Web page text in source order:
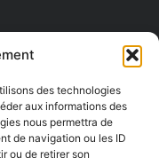
des technologies
aux informations des
nous permettra de
de navigation ou les ID
ou de retirer son